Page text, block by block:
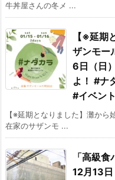
牛丼屋さんの冬メ ...
【※延期
ザンモー
6日（日
よ！ #ナ
#イベン
【※延期となりました】灘か
在家のサザンモ ...
「高級
12月13